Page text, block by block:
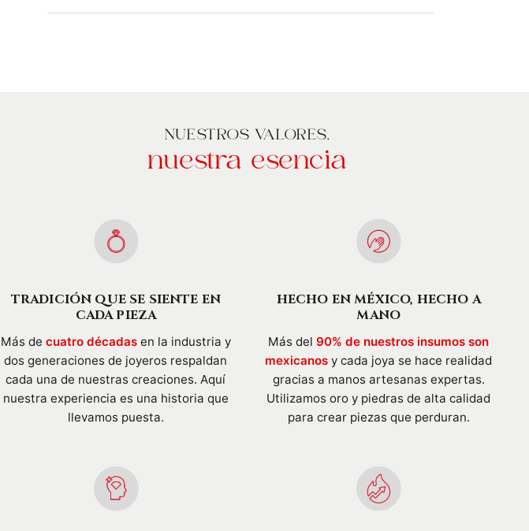
NUESTROS VALORES,
nuestra esencia
TRADICIÓN QUE SE SIENTE EN
CADA PIEZA
Más de cuatro décadasen la industria y
dos generaciones de joyeros respaldan
cada una de nuestras creaciones. Aquí
nuestra experiencia es una historia que
llevamos puesta.
HECHO EN MÉXICO, HECHO A
MANO
Más del90% de nuestros insumos son
mexicanos y cada joya se hace realidad
gracias a manos artesanas expertas.
Utilizamos oro y piedras de alta calidad
para crear piezas que perduran.